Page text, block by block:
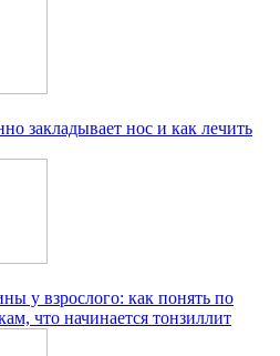
закладывает нос и как лечить
у взрослого: как понять по
что начинается тонзиллит